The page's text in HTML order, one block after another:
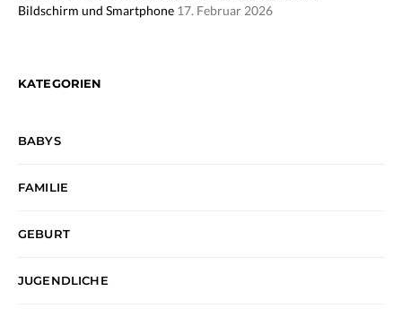
Bildschirm und Smartphone 17. Februar 2026
KATEGORIEN
BABYS
FAMILIE
GEBURT
JUGENDLICHE